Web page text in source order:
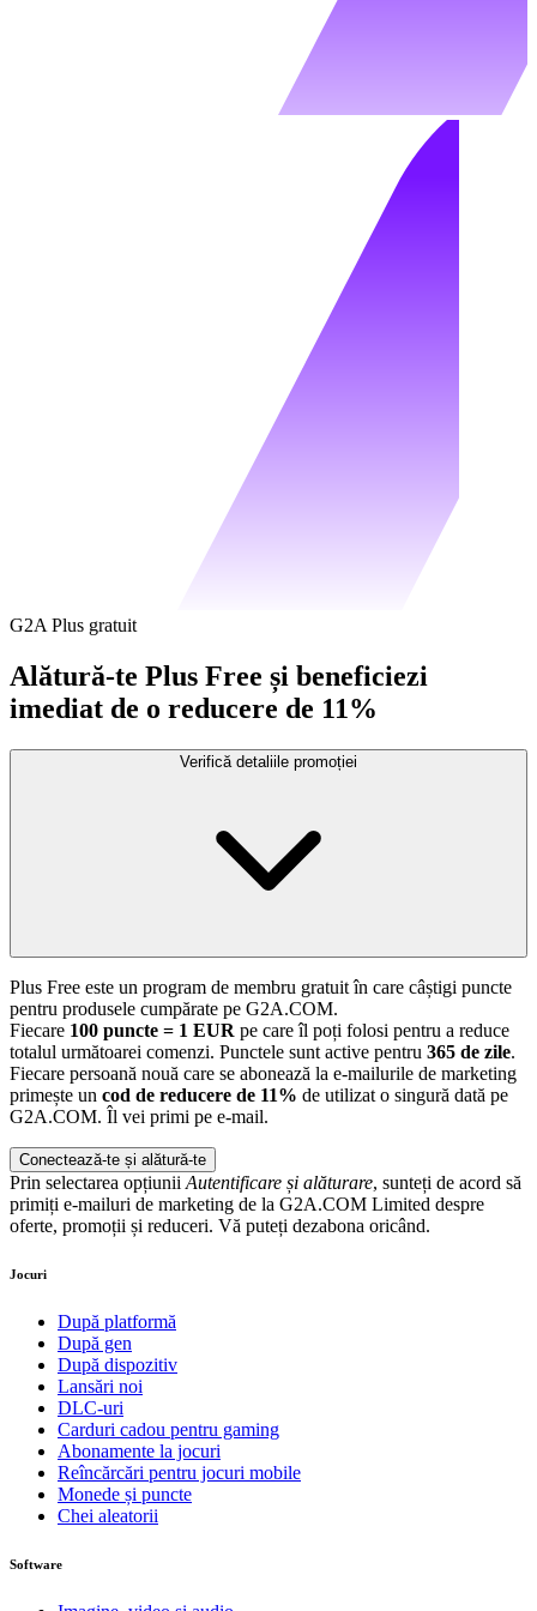
G2A Plus gratuit
Alătură-te Plus Free și beneficiezi
imediat de o reducere de 11%
Verifică detaliile promoției
Plus Free este un program de membru gratuit în care câștigi puncte
pentru produsele cumpărate pe G2A.COM.
Fiecare 100 puncte = 1 EUR pe care îl poți folosi pentru a reduce
totalul următoarei comenzi. Punctele sunt active pentru 365 de zile.
Fiecare persoană nouă care se abonează la e-mailurile de marketing
primește un cod de reducere de 11% de utilizat o singură dată pe
G2A.COM. Îl vei primi pe e-mail.
Conectează-te și alătură-te
Prin selectarea opțiunii Autentificare și alăturare, sunteți de acord să
primiți e-mailuri de marketing de la G2A.COM Limited despre
oferte, promoții și reduceri. Vă puteți dezabona oricând.
Jocuri
După platformă
După gen
După dispozitiv
Lansări noi
DLC-uri
Carduri cadou pentru gaming
Abonamente la jocuri
Reîncărcări pentru jocuri mobile
Monede și puncte
Chei aleatorii
Software